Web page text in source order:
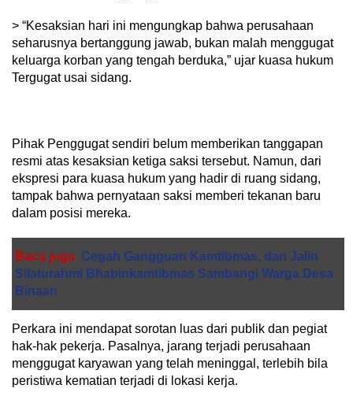
> “Kesaksian hari ini mengungkap bahwa perusahaan
seharusnya bertanggung jawab, bukan malah menggugat
keluarga korban yang tengah berduka,” ujar kuasa hukum
Tergugat usai sidang.
Pihak Penggugat sendiri belum memberikan tanggapan
resmi atas kesaksian ketiga saksi tersebut. Namun, dari
ekspresi para kuasa hukum yang hadir di ruang sidang,
tampak bahwa pernyataan saksi memberi tekanan baru
dalam posisi mereka.
Baca juga Cegah Gangguan Kamtibmas, dan Jalin
Silaturahmi Bhabinkamtibmas Sambangi Warga Desa
Binaan
Perkara ini mendapat sorotan luas dari publik dan pegiat
hak-hak pekerja. Pasalnya, jarang terjadi perusahaan
menggugat karyawan yang telah meninggal, terlebih bila
peristiwa kematian terjadi di lokasi kerja.